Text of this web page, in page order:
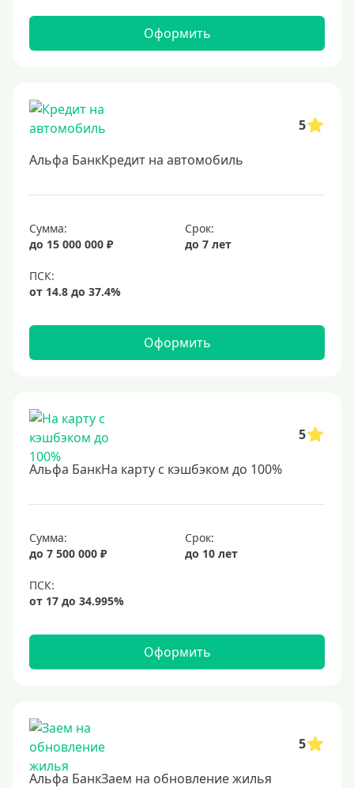
Оформить
5
Альфа БанкКредит на автомобиль
Сумма:
до 15 000 000 ₽
Срок:
до 7 лет
Оформить
5
Альфа БанкНа карту с кэшбэком до 100%
Сумма:
до 7 500 000 ₽
Срок:
до 10 лет
Оформить
5
Альфа БанкЗаем на обновление жилья